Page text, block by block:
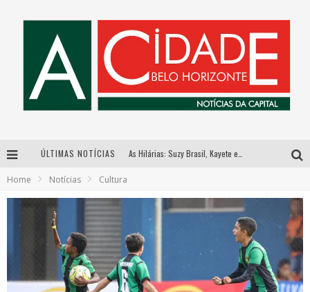
ÚLTIMAS NOTÍCIAS
Esplanada fica pequena e CÊ TÁ DOIDO FESTIVAL anuncia mudança para o gramado do Mineirão
Hot Wheels Monster Trucks Live™ confirma Belo Horizonte na turnê América do Sul 2027
Home Notícias Cultura